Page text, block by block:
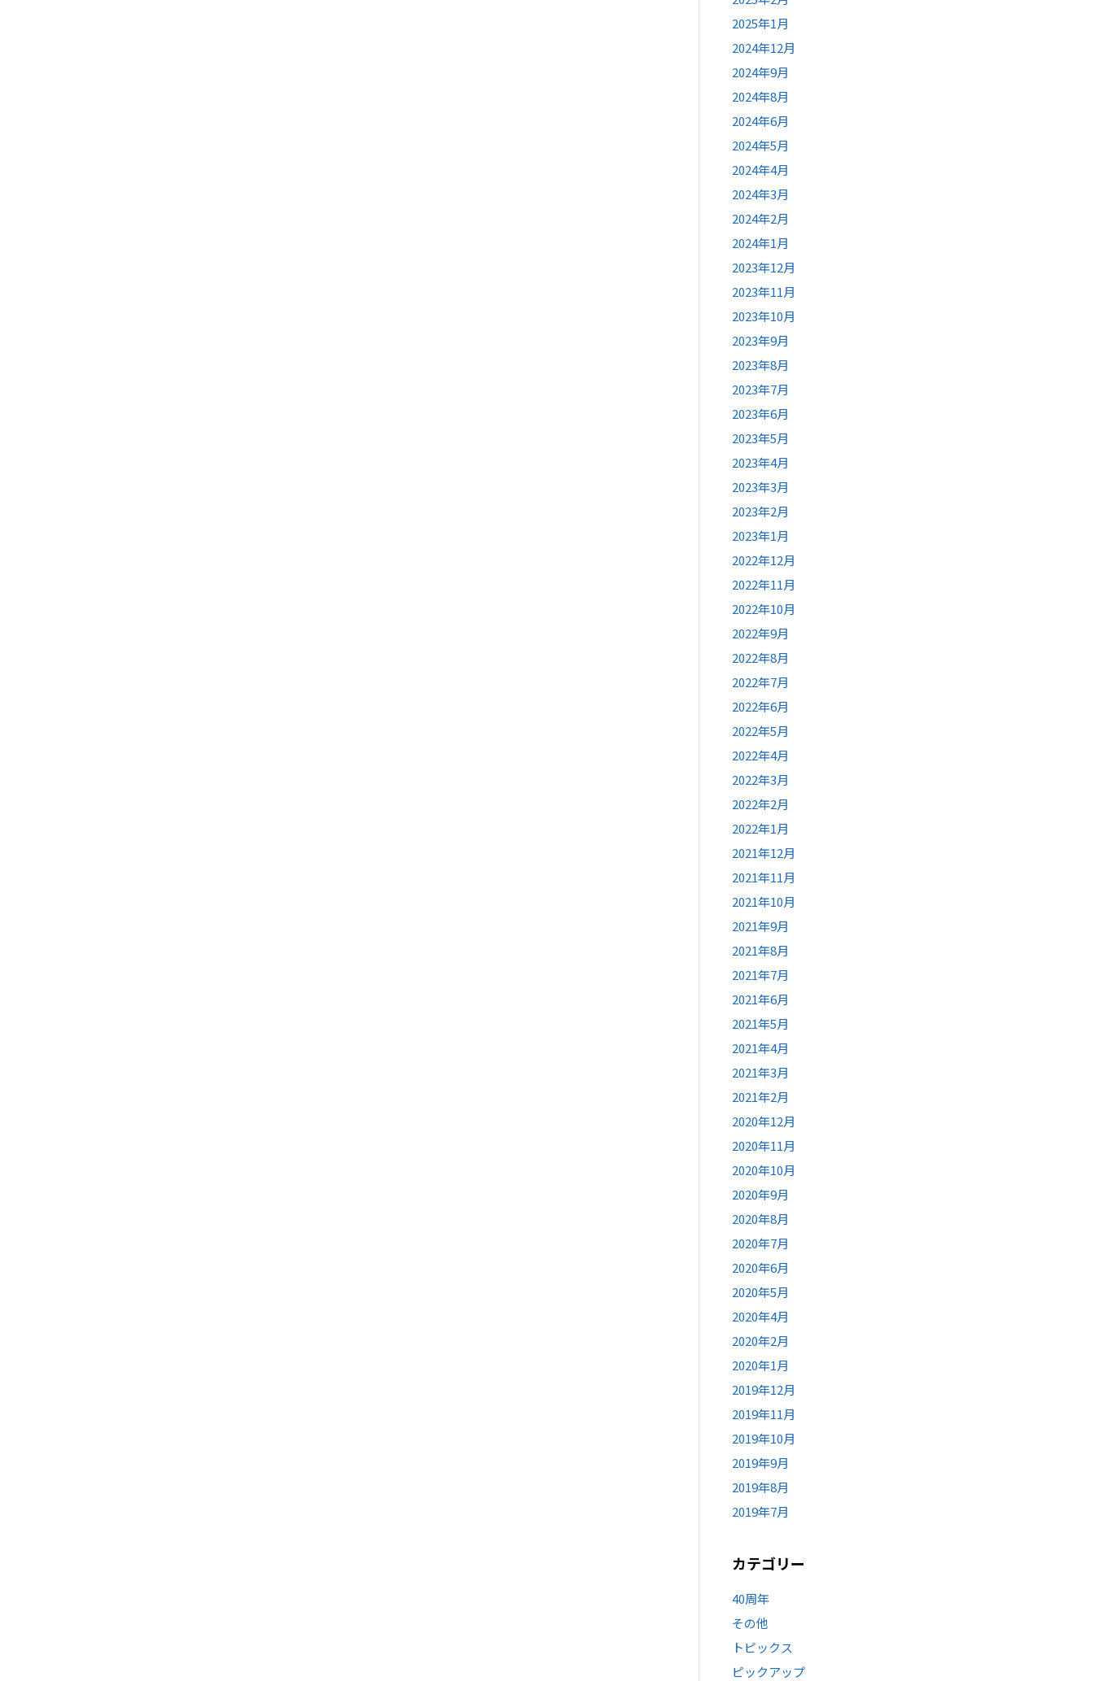
2025年1月
2024年12月
2024年9月
2024年8月
2024年6月
2024年5月
2024年4月
2024年3月
2024年2月
2024年1月
2023年12月
2023年11月
2023年10月
2023年9月
2023年8月
2023年7月
2023年6月
2023年5月
2023年4月
2023年3月
2023年2月
2023年1月
2022年12月
2022年11月
2022年10月
2022年9月
2022年8月
2022年7月
2022年6月
2022年5月
2022年4月
2022年3月
2022年2月
2022年1月
2021年12月
2021年11月
2021年10月
2021年9月
2021年8月
2021年7月
2021年6月
2021年5月
2021年4月
2021年3月
2021年2月
2020年12月
2020年11月
2020年10月
2020年9月
2020年8月
2020年7月
2020年6月
2020年5月
2020年4月
2020年2月
2020年1月
2019年12月
2019年11月
2019年10月
2019年9月
2019年8月
2019年7月
カテゴリー
40周年
その他
トピックス
ピックアップ